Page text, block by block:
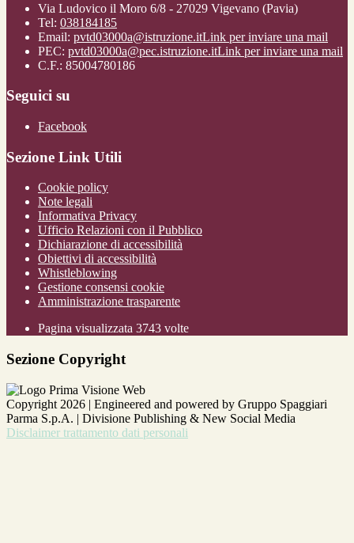
Via Ludovico il Moro 6/8 - 27029 Vigevano (Pavia)
Tel: 038184185
Email: pvtd03000a@istruzione.itLink per inviare una mail
PEC: pvtd03000a@pec.istruzione.itLink per inviare una mail
C.F.: 85004780186
Seguici su
Facebook
Sezione Link Utili
Cookie policy
Note legali
Informativa Privacy
Ufficio Relazioni con il Pubblico
Dichiarazione di accessibilità
Obiettivi di accessibilità
Whistleblowing
Gestione consensi cookie
Amministrazione trasparente
Pagina visualizzata 3743 volte
Sezione Copyright
Copyright 2026 | Engineered and powered by Gruppo Spaggiari
Parma S.p.A. | Divisione Publishing & New Social Media
Disclaimer trattamento dati personali